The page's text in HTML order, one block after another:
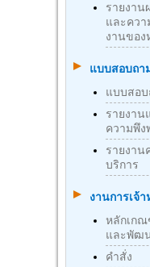
รายงาน
และควา
งานของ
แบบสอบถา
แบบสอบ
รายงาน
ความพึง
รายงาน
บริการ
งานการเจ้
หลักเก
และพัฒ
คำสั่ง